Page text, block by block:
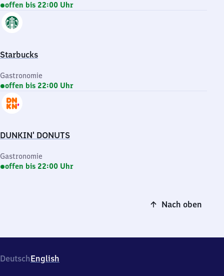
offen bis 22:00 Uhr
Starbucks
Gastronomie
offen bis 22:00 Uhr
DUNKIN' DONUTS
Gastronomie
offen bis 22:00 Uhr
Nach oben
DeutschEnglish